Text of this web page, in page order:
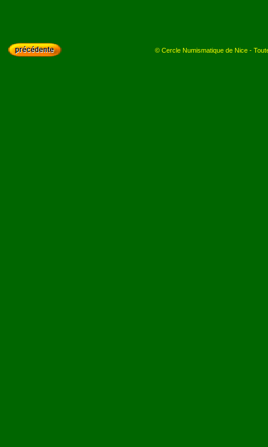
© Cercle Numismatique de Nice -